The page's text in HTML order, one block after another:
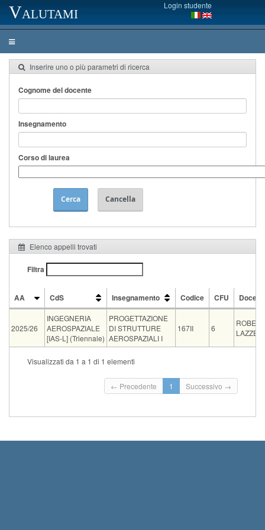
Valutami Login studente
Inserire uno o più parametri di ricerca
Cognome del docente
Insegnamento
Corso di laurea
Cerca Cancella
Elenco appelli trovati
Filtra
AA CdS Insegnamento Codice CFU
CdS Insegnamento
2025/26
INGEGNERIA
AEROSPAZIALE
[IAS-L] (Triennale)
PROGETTAZIONE
DI STRUTTURE
AEROSPAZIALI I
167II 6
LAZZERI
Tipo Data e ora Sede Note
ING SI5 1
Termine
Visualizzati da 1 a 1 di 1 elementi
← Precedente 1 Successivo →